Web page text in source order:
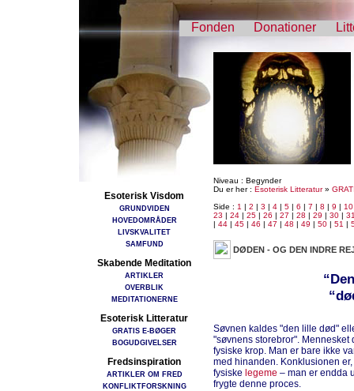
Fonden Donationer
Esoterisk Visdom
GRUNDVIDEN
HOVEDOMRÅDER
LIVSKVALITET
SAMFUND
Skabende Meditation
ARTIKLER
OVERBLIK
MEDITATIONERNE
Esoterisk Litteratur
GRATIS E-BØGER
BOGUDGIVELSER
Fredsinspiration
ARTIKLER OM FRED
KONFLIKTFORSKNING
Niveau : Begynder
Du er her : Esoterisk Litteratur»
Side : 1 | 2 | 3 | 4 | 5 | 6 | 7 | 8 | 9 | 10
23 | 24 | 25 | 26 | 27 | 28 | 29 | 30 |
| 44 | 45 | 46 | 47 | 48 | 49 | 50 | 51 |
DØDEN - OG DEN INDRE
Søvnen kaldes "den lille død"
"søvnens storebror".
fysiske krop. Man er bare ikke
med hinanden. Konklusionen
fysiske legeme – man er endda
frygte denne proces.